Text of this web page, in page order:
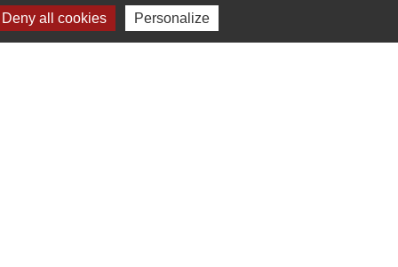
Deny all cookies Personalize